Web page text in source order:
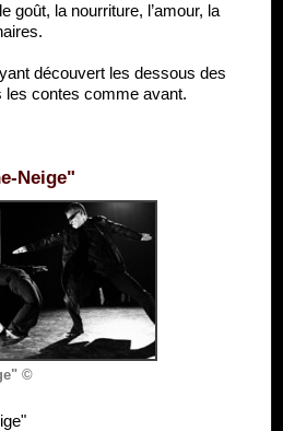
goût, la nourriture, l’amour, la
découvert les dessous des
contes comme avant.
Neige"
©